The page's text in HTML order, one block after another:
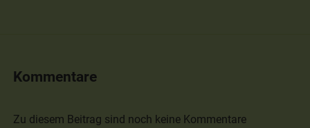
Kommentare
Zu diesem Beitrag sind noch keine Kommentare